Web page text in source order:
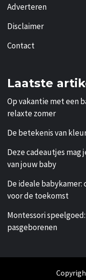
Adverteren
Disclaimer
Contact
Laatste
Op vakantie met een
relaxte zomer
De betekenis van
Deze cadeautjes
van jouw baby
De ideale
voor de toekomst
Montessori
pasgeborenen